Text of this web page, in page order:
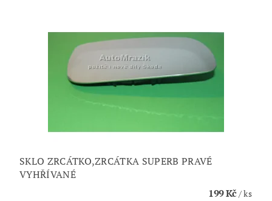
SKLO ZRCÁTKO,ZRCÁTKA SUPERB PRAVÉ
VYHŘÍVANÉ
199 Kč/ ks